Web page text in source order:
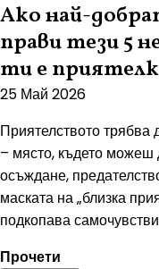
Ако най-
прави тези 5
ти е
25 Май 2026
Приятелството трябва
– място, където можеш
осъждане,
маската на „близка
подкопава
Прочети